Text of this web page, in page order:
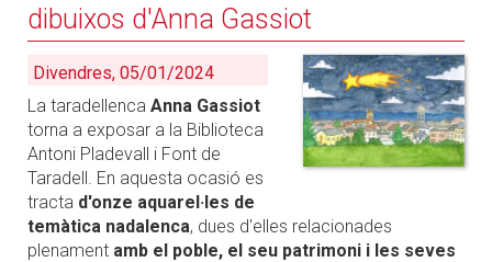
dibuixos d'Anna Gassiot
Divendres, 05/01/2024
La taradellenca Anna Gassiot
torna a exposar a la Biblioteca
Antoni Pladevall i Font de
Taradell. En aquesta ocasió es
tracta d'onze aquarel·les de
temàtica nadalenca, dues d'elles relacionades
plenament amb el poble, el seu patrimoni i les seves